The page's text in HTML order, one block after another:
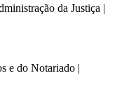
da Justiça |
e do Notariado |